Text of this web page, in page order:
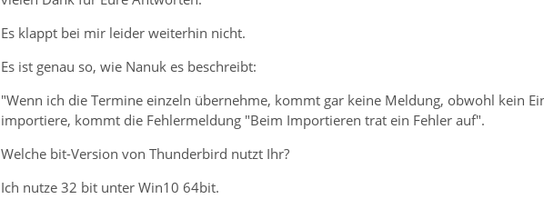
Es klappt bei mir leider weiterhin nicht.
Es ist genau so, wie Nanuk es beschreibt:
"Wenn ich die Termine einzeln übernehme, kommt gar keine Meldung, obwohl kein
importiere, kommt die Fehlermeldung "Beim Importieren trat ein Fehler auf".
Welche bit-Version von Thunderbird nutzt Ihr?
Ich nutze 32 bit unter Win10 64bit.